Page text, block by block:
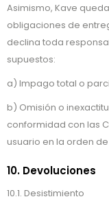
Asimismo, Kave
obligaciones de
declina toda
supuestos:
a) Impago total o
b) Omisión o
conformidad con las
usuario en la orden
10. Devoluciones
10.1. Desistimiento